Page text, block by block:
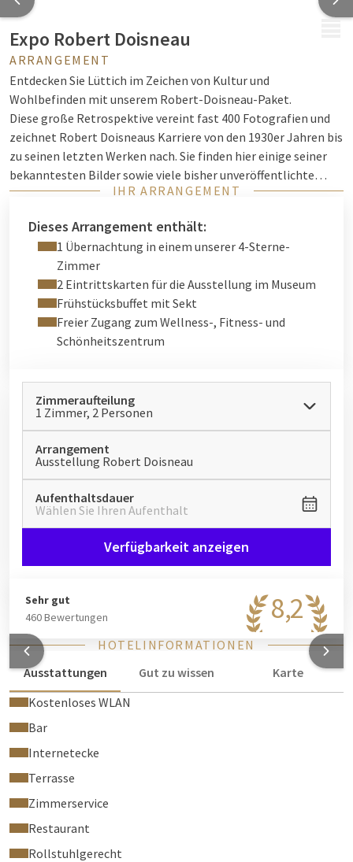
Expo Robert Doisneau
ARRANGEMENT
Entdecken Sie Lüttich im Zeichen von Kultur und
Wohlbefinden mit unserem Robert-Doisneau-Paket.
Diese große Retrospektive vereint fast 400 Fotografien und
zeichnet Robert Doisneaus Karriere von den 1930er Jahren bis
zu seinen letzten Werken nach. Sie finden hier einige seiner
bekanntesten Bilder sowie viele bisher unveröffentlichte
Aufnahmen, die die ganze Sensibilität und Tiefe seiner
Die Etappe in Lüttich wird durch eine exklusive belgische
Auswahl ergänzt, die die Landschaften, Gesichter und Symbole
des Landes hervorhebt.
Dieses Paket ist eine Mischung aus Kultur, Entspannung und
Vergnügen und lädt dazu ein, die Lebenskunst in Lüttich
(wieder) zu entdecken, eine Mischung aus künstlerischen
Emotionen und einem angenehmen Aufenthalt.
IHR ARRANGEMENT
Dieses Arrangement enthält:
1 Übernachtung in einem unserer 4-Sterne-
Zimmer
2 Eintrittskarten für die Ausstellung im Museum
Frühstücksbuffet mit Sekt
Freier Zugang zum Wellness-, Fitness- und
Schönheitszentrum
Zimmeraufteilung
1 Zimmer, 2 Personen
Arrangement
Ausstellung Robert Doisneau
Aufenthaltsdauer
Wählen Sie Ihren Aufenthalt
Verfügbarkeit anzeigen
8,2
Sehr gut
460 Bewertungen
HOTELINFORMATIONEN
Ausstattungen
Gut zu wissen
Karte
Kostenloses WLAN
Bar
Internetecke
Terrasse
Zimmerservice
Restaurant
Rollstuhlgerecht